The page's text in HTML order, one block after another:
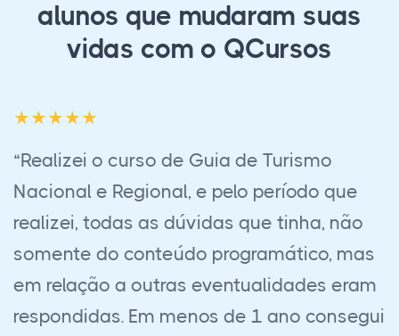
alunos que mudaram suas
vidas com o QCursos
“O curso de Técnico em Eletrotécnica, foi
um curso bem complexo, porém de grande
aproveitamento. Já encaminhei meu
diploma para a empresa que irá abrir
portas para que eu cresça nessa área!
Estou muito satisfeito com a atenção que